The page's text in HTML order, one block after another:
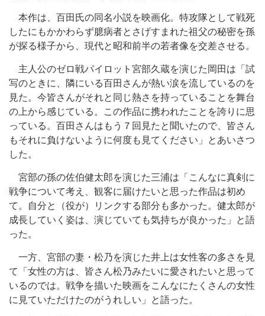
本作は、百田氏の同名小説を映画化。特攻隊として戦死
したにもかかわらず臆病者とさげすまれた祖父の秘密を孫
が探る様子から、現代と昭和前半の若者像を交差させる。
主人公のゼロ戦パイロット宮部久蔵を演じた岡田は「試
写のときに、隣にいる百田さんが熱い涙を流しているのを
見た。今皆さんがそれと同じ熱さを持っていることを舞台
の上から感じている。この作品に携われたことを誇りに思
っている。百田さんはもう７回見たと聞いたので、皆さん
もそれに負けないように何度も見てください」とあいさつ
した。
宮部の孫の佐伯健太郎を演じた三浦は「こんなに真剣に
戦争について考え、観客に届けたいと思った作品は初め
て。自分と（役が）リンクする部分も多かった。健太郎が
成長していく姿は、演じていても気持ちが良かった」と語
った。
一方、宮部の妻・松乃を演じた井上は女性客の多さを見
て「女性の方は、皆さん松乃みたいに愛されたいと思って
いるのでは。戦争を描いた映画をこんなにたくさんの女性
に見ていただけたのがうれしい」と語った。